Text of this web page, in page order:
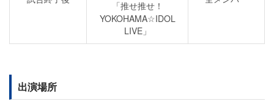
「推せ推せ！
YOKOHAMA☆IDOL
LIVE」
出演場所